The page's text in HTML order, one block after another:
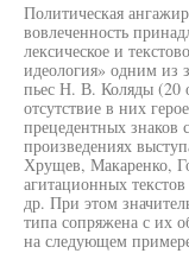
Политическая
вовлеченность
лексическое и
идеология» одним из
пьес Н. В. Коляды (20
отсутствие в них
прецедентных знаков
произведениях
Хрущев, Макаренко,
агитационных
др. При этом
типа сопряжена с их
на следующем